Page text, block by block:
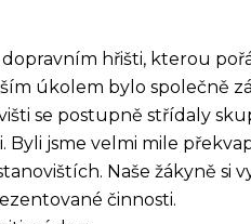
hřišti, kterou
úkolem bylo společně
se postupně střídaly
Byli jsme velmi mile
Naše žákyně si
činnosti.